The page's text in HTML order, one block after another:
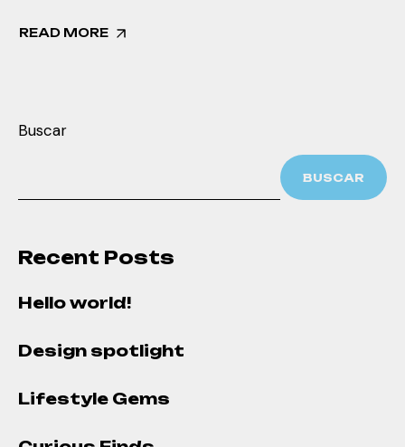
READ MORE
Buscar
BUSCAR
Recent Posts
Hello world!
Design spotlight
Lifestyle Gems